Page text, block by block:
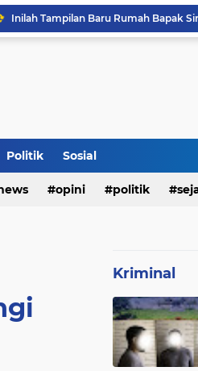
Inilah Tampilan Baru Rumah Bapak
Politik Sosial
opini politik
Kriminal